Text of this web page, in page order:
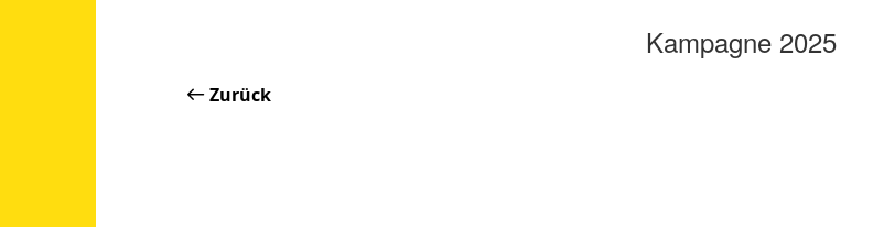
Kampagne 2025
Zurück